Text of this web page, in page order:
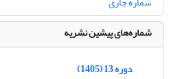
شماره‌های پیشین نشریه
دوره 13 (1405)